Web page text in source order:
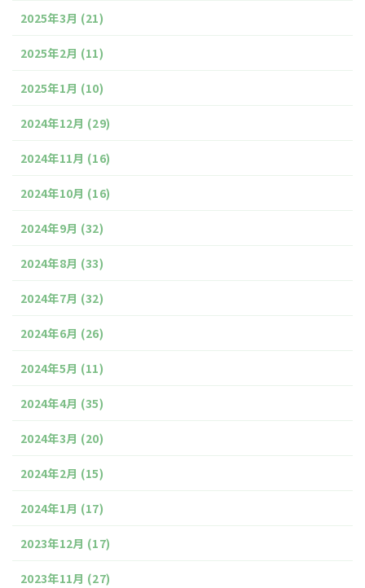
2025年3月 (21)
2025年2月 (11)
2025年1月 (10)
2024年12月 (29)
2024年11月 (16)
2024年10月 (16)
2024年9月 (32)
2024年8月 (33)
2024年7月 (32)
2024年6月 (26)
2024年5月 (11)
2024年4月 (35)
2024年3月 (20)
2024年2月 (15)
2024年1月 (17)
2023年12月 (17)
2023年11月 (27)